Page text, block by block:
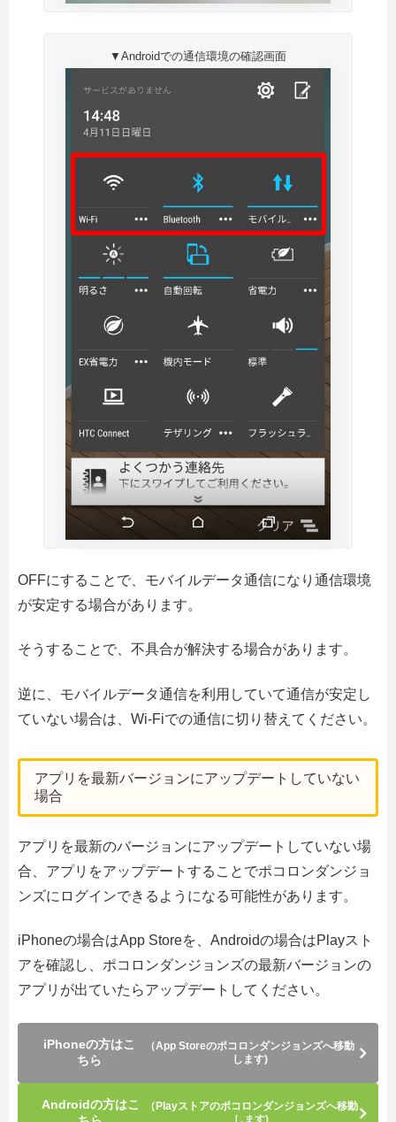
▼Androidでの通信環境の確認画面
OFFにすることで、モバイルデータ通信になり通信環境
が安定する場合があります。
そうすることで、不具合が解決する場合があります。
逆に、モバイルデータ通信を利用していて通信が安定し
ていない場合は、Wi-Fiでの通信に切り替えてください。
アプリを最新バージョンにアップデートしていない
場合
アプリを最新のバージョンにアップデートしていない場
合、アプリをアップデートすることでポコロンダンジョ
ンズにログインできるようになる可能性があります。
iPhoneの場合はApp Storeを、Androidの場合はPlayスト
アを確認し、ポコロンダンジョンズの最新バージョンの
アプリが出ていたらアップデートしてください。
iPhoneの方はこ
ちら
（App Storeのポコロンダンジョンズへ移動
します)
Androidの方はこ
（Playストアのポコロンダンジョンズへ移動
します)